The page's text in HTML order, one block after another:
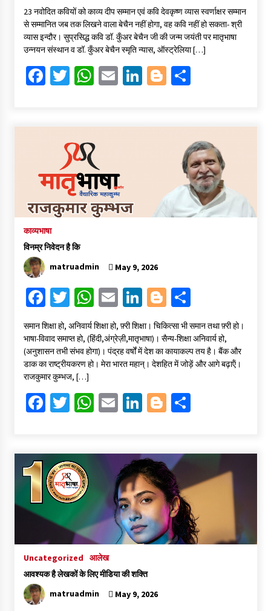
b
o
o
k
tt
er
at
sA
p
p
ai
l
ke
dI
n
gg
er
ar
e
23 नवोदित कवियों को काव्य दीप सम्मान एवं कवि देवकृष्ण व्यास स्वर्णाक्षर सम्मान
से सम्मानित जब तक लिखने वाला बेचैन नहीं होगा, वह कवि नहीं हो सकता- श्री
व्यास इन्दौर। सुप्रसिद्ध कवि डॉ. कुँअर बेचैन जी की जन्म जयंती पर मातृभाषा
उन्नयन संस्थान व डॉ. कुँअर बेचैन स्मृति न्यास, ऑस्ट्रेलिया […]
Fa
o
k
T
er
W
sA
p
p
E
l
Li
dI
Bl
er
S
e
काव्यभाषा
विनम्र निवेदन है कि
matruadmin
May 9, 2026
Fa
ce
b
o
o
k
T
wi
tt
er
W
h
at
sA
p
p
E
m
ai
l
Li
ke
dI
n
Bl
o
gg
er
S
ar
e
समान शिक्षा हो, अनिवार्य शिक्षा हो, फ़्री शिक्षा। चिकित्सा भी समान तथा फ़्री हो।
भाषा-विवाद समाप्त हो, (हिंदी,अंग्रेज़ी,मातृभाषा)। सैन्य-शिक्षा अनिवार्य हो,
(अनुशासन तभी संभव होगा)। पंद्रह वर्षों में देश का कायाकल्प तय है। बैंक और
डाक का राष्ट्रीयकरण हो। मेरा भारत महान्। देशहित में जोड़ें और आगे बढ़ाऍं।
राजकुमार कुम्भज, […]
Fa
o
o
k
T
er
W
sA
p
E
l
Li
dI
n
Bl
er
S
e
Uncategorized
आलेख
आवश्यक है लेखकों के लिए मीडिया की शक्ति
matruadmin
May 9, 2026